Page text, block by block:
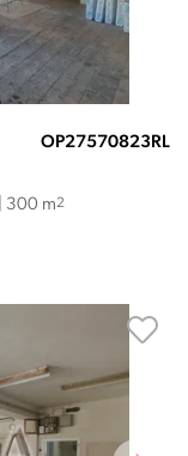
OP27570823RL
| 300 m2